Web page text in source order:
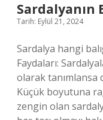
Sardalyanın
Tarih: Eylül 21, 2024
Sardalya hangi
Faydaları:
olarak tanımlansa
Küçük boyutuna
zengin olan